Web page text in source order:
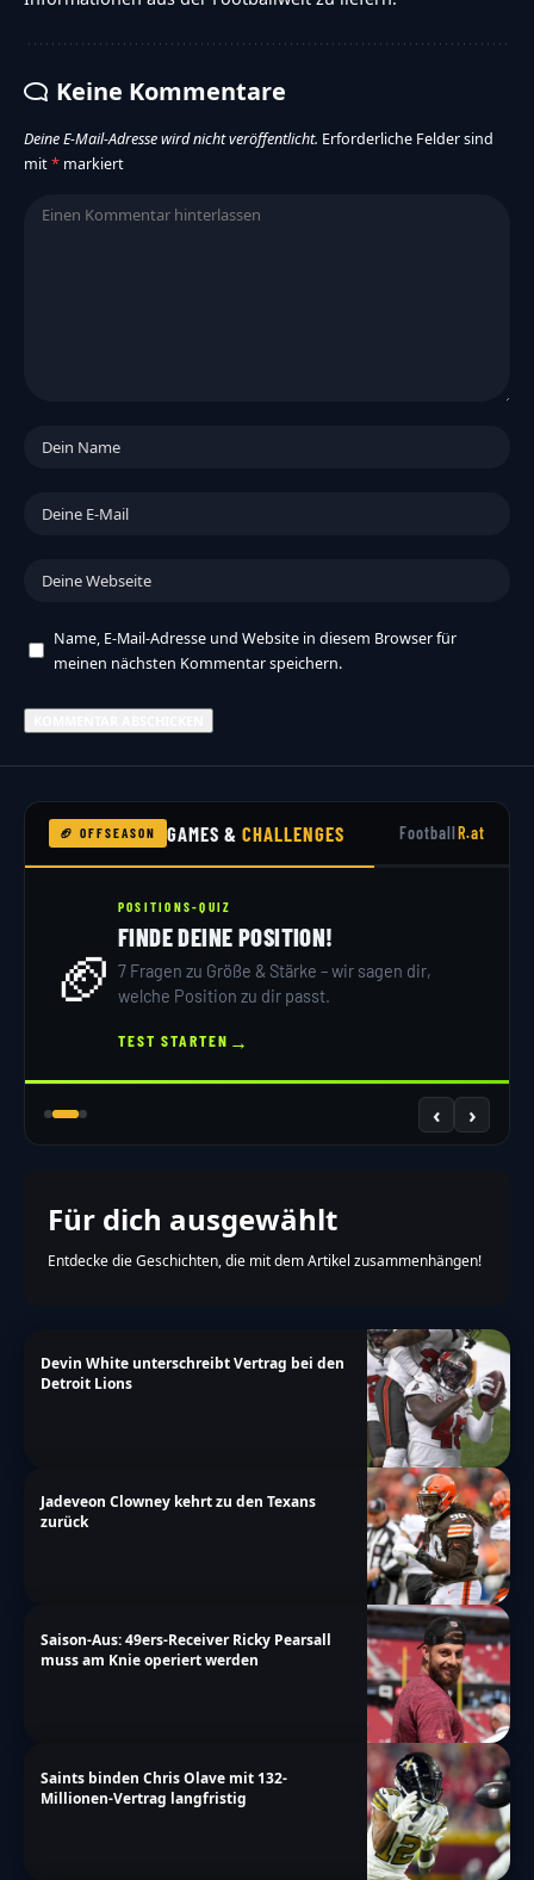
Keine Kommentare
Deine E-Mail-Adresse wird nicht veröffentlicht. Erforderliche Felder sind
mit* markiert
Name, E-Mail-Adresse und Website in diesem Browser für
meinen nächsten Kommentar speichern.
🏈 OFFSEASON GAMES &CHALLENGES FootballR.at
🏈
POSITIONS-QUIZ
FINDE DEINE POSITION!
7 Fragen zu Größe & Stärke – wir sagen dir,
welche Position zu dir passt.
TEST STARTEN →
‹ ›
Für dich ausgewählt
Entdecke die Geschichten, die mit dem Artikel zusammenhängen!
Devin White unterschreibt Vertrag bei den
Detroit Lions
Jadeveon Clowney kehrt zu den Texans
zurück
Saison-Aus: 49ers-Receiver Ricky Pearsall
muss am Knie operiert werden
Saints binden Chris Olave mit 132-
Millionen-Vertrag langfristig